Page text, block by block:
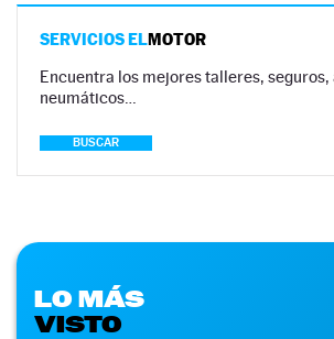
SERVICIOS ELMOTOR
Encuentra los mejores talleres, seguros,
neumáticos…
BUSCAR
LO MÁS
VISTO